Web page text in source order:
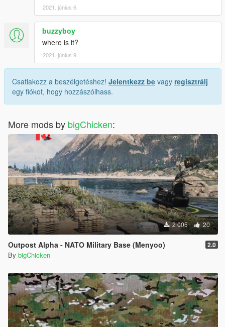
2021. június 6.
buzzyboy
where is it?
2021. június 9.
Csatlakozz a beszélgetéshez! Jelentkezz be vagy regisztrálj
egy fiókot, hogy hozzászólhass.
More mods by bigChicken:
2 005 20
Outpost Alpha - NATO Military Base (Menyoo) 2.0
By bigChicken